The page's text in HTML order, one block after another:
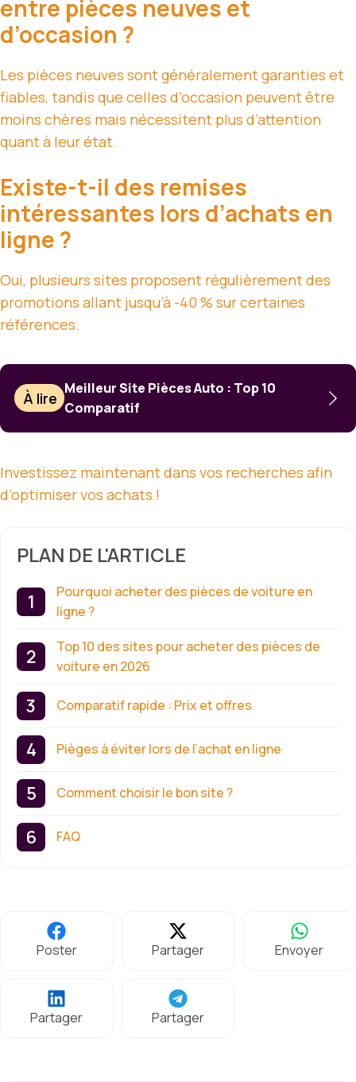
entre pièces neuves et
d’occasion ?
Les pièces neuves sont généralement garanties et
fiables, tandis que celles d’occasion peuvent être
moins chères mais nécessitent plus d’attention
quant à leur état.
Existe-t-il des remises
intéressantes lors d’achats en
ligne ?
Oui, plusieurs sites proposent régulièrement des
promotions allant jusqu’à -40 % sur certaines
références.
À lire
Meilleur Site Pièces Auto : Top 10
Comparatif
Investissez maintenant dans vos recherches afin
d’optimiser vos achats !
PLAN DE L'ARTICLE
Pourquoi acheter des pièces de voiture en
ligne ?
Top 10 des sites pour acheter des pièces de
voiture en 2026
Comparatif rapide : Prix et offres
Pièges à éviter lors de l’achat en ligne
Comment choisir le bon site ?
FAQ
Poster Partager Envoyer
Partager Partager